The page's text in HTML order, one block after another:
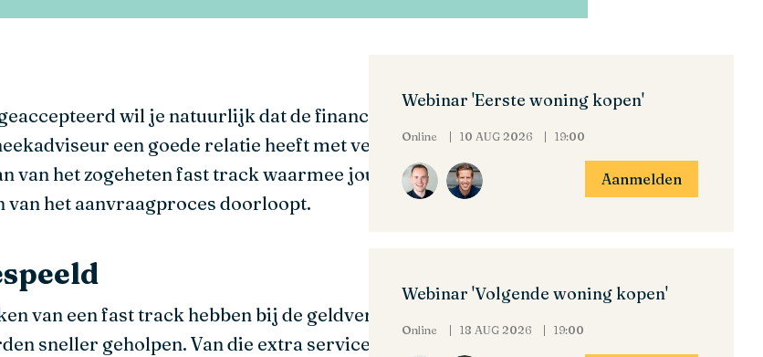
Webinar 'Eerste woning kopen'
Online 10 AUG 2026 19:00
Aanmelden
Webinar 'Volgende woning kopen'
Online 18 AUG 2026 19:00
wil je natuurlijk dat de financiering zo snel mogelijk
een goede relatie heeft met verschillende
het zogeheten fast track waarmee jouw hypotheekaanvraag
het aanvraagproces doorloopt.
van een fast track hebben bij de geldverstrekker een vast team
sneller geholpen. Van die extra service profiteer jij als klant.